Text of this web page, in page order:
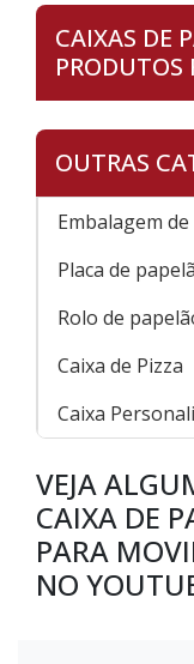
CAIXAS DE
PRODUTOS
OUTRAS
Embalagem
Placa de
Rolo de
Caixa de Pizza
Caixa
VEJA
CAIXA DE
PARA
NO